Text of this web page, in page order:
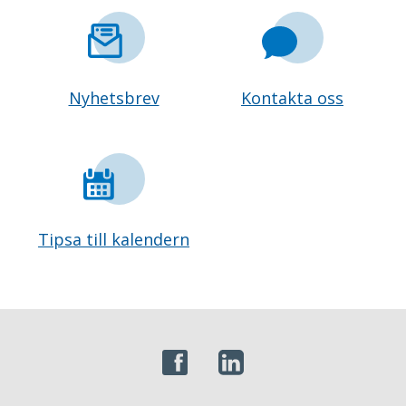
Nyhetsbrev Kontakta oss
Tipsa till kalendern